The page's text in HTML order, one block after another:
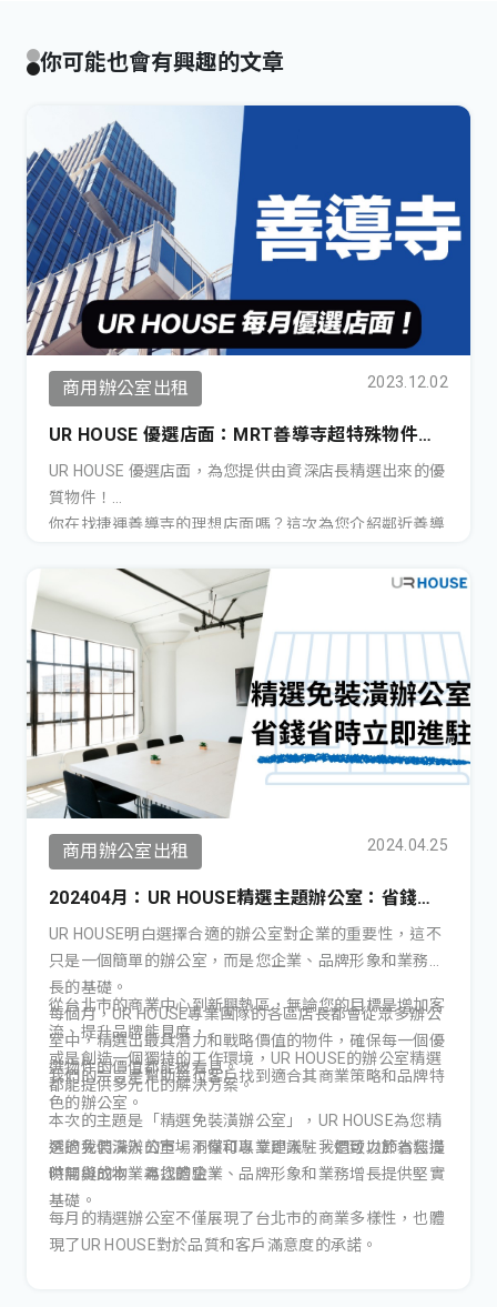
你可能也會有興趣的文章
商用辦公室出租 2023.12.02
UR HOUSE 優選店面：MRT善導寺超特殊物件！
整棟租、租店面、租頂樓都可搭！ 更新日期：
20231220
UR HOUSE 優選店面，為您提供由資深店長精選出來的優
質物件！
你在找捷運善導寺的理想店面嗎？這次為您介紹鄰近善導
寬敞的空間和優越的地理位置外，還有多種組合配套！絕
對能為您的品牌、事業，帶來絕佳的商業機會。
商用辦公室出租 2024.04.25
202404月：UR HOUSE精選主題辦公室：省錢、
省時！精選北市免裝潢中型辦公室
UR HOUSE明白選擇合適的辦公室對企業的重要性，這不
只是一個簡單的辦公室，而是您企業、品牌形象和業務成
長的基礎。
每個月，UR HOUSE專業團隊的各區店長都會從眾多辦公
室中，精選出最具潛力和戰略價值的物件，確保每一個優
選物件的價值都能被看見。
本次的主題是「精選免裝潢辦公室」，UR HOUSE為您精
選的免裝潢辦公室，不僅可以立即入駐，還可以節省裝潢
時間與成本，為您的企業、品牌形象和業務增長提供堅實
基礎。
從台北市的商業中心到新興熱區，無論您的目標是增加客
流、提升品牌能見度，
或是創造一個獨特的工作環境，UR HOUSE的辦公室精選
都能提供多元化的解決方案。
我們的宗旨是幫助每位客戶找到適合其商業策略和品牌特
色的辦公室。
透過我們深入的市場洞察和專業建議，我們致力於為您提
供無縫的物業尋找體驗。
每月的精選辦公室不僅展現了台北市的商業多樣性，也體
現了UR HOUSE對於品質和客戶滿意度的承諾。